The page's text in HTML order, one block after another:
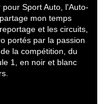
Sport Auto, l'Auto-
mon temps
et les circuits,
portés par la passion
la compétition, du
1, en noir et blanc